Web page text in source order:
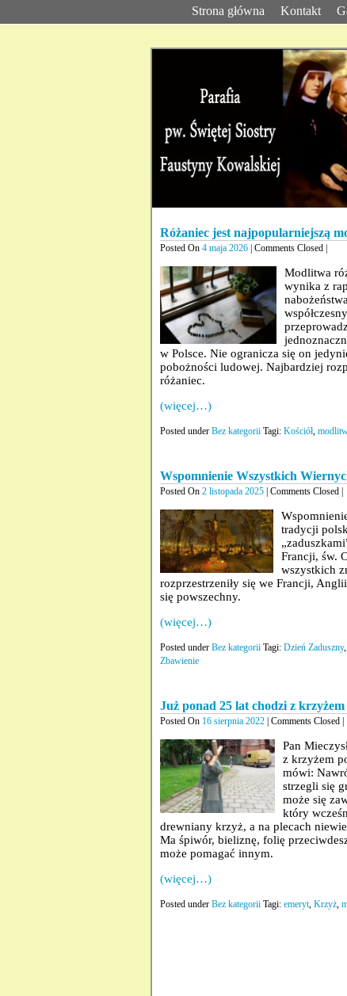
Strona główna Kontakt
Różaniec jest najpopularniejszą
Posted On 4 maja 2026 | Comments Closed |
Modlitwa
wynika z
w Polsce. Nie ogranicza się on
pobożności ludowej. Najbardziej
różaniec.
(więcej…)
Posted under Bez kategorii Tagi: Kościół,
Wspomnienie Wszystkich
Posted On 2 listopada 2025 | Comments Closed |
tradycji
Francji, św.
wszystkich
rozprzestrzeniły się we Francji,
się powszechny.
(więcej…)
Posted under Bez kategorii Tagi: Dzień Zaduszny,
Zbawienie
Już ponad 25 lat chodzi z
Posted On 16 sierpnia 2022 | Comments Closed |
Pan
z krzyżem
mówi:
strzegli się
może się
który
drewniany krzyż, a na plecach
Ma śpiwór, bieliznę, folię
może pomagać innym.
(więcej…)
Posted under Bez kategorii Tagi: emeryt, Krzyż,